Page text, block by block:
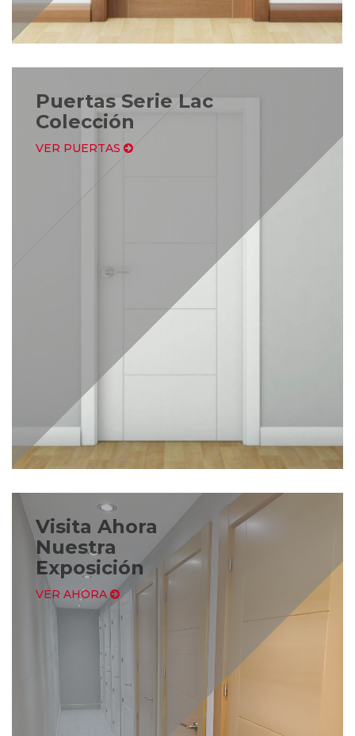
Puertas Serie Lac
Colección
VER PUERTAS
Visita Ahora
Nuestra
Exposición
VER AHORA